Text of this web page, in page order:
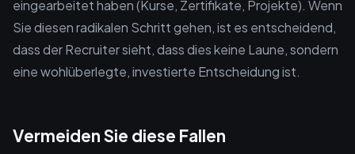
eingearbeitet haben (Kurse, Zertifikate, Projekte). Wenn
Sie diesen radikalen Schritt gehen, ist es entscheidend,
dass der Recruiter sieht, dass dies keine Laune, sondern
eine wohlüberlegte, investierte Entscheidung ist.
Vermeiden Sie diese Fallen